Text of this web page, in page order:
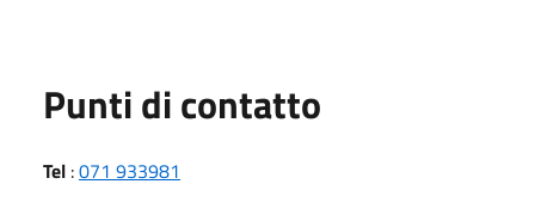
Punti di contatto
Tel :071 933981